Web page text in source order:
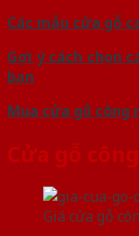
Các mẫu cửa gỗ
Gợi ý cách chọn
bạn
Mua cửa gỗ công
Cửa gỗ
Giá cửa gỗ